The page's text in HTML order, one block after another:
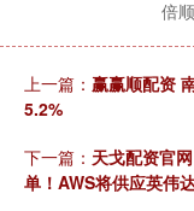
倍
上一篇： 赢赢顺配资
5.2%
下一篇： 天戈配资官
单！AWS将供应英伟